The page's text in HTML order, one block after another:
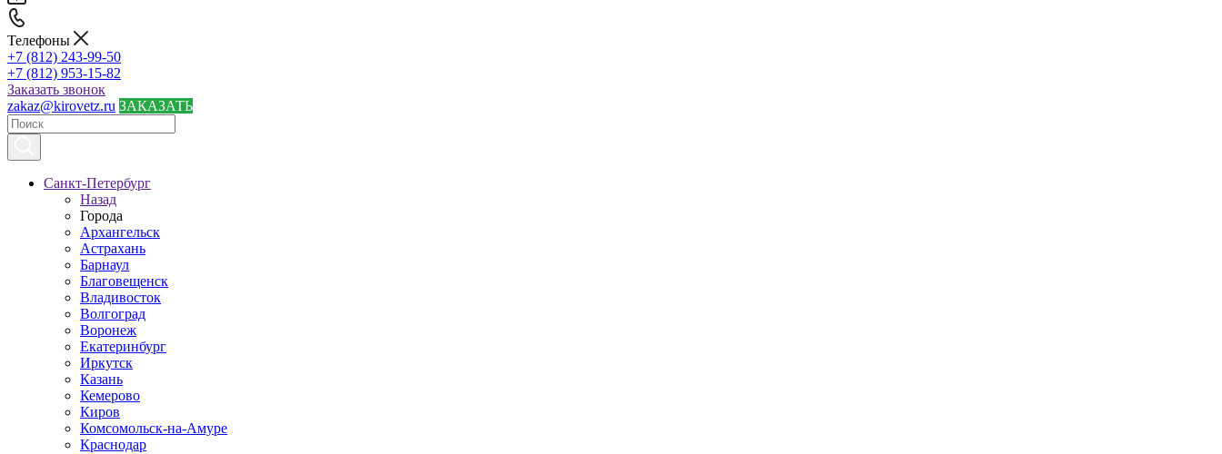
Телефоны
+7 (812) 243-99-50
+7 (812) 953-15-82
Заказать звонок
zakaz@kirovetz.ru ЗАКАЗАТЬ
Санкт-Петербург
Назад
Города
Архангельск
Астрахань
Барнаул
Благовещенск
Владивосток
Волгоград
Воронеж
Екатеринбург
Иркутск
Казань
Кемерово
Киров
Комсомольск-на-Амуре
Краснодар